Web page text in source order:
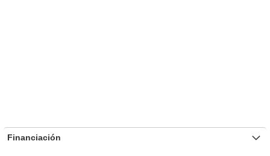
Financiación